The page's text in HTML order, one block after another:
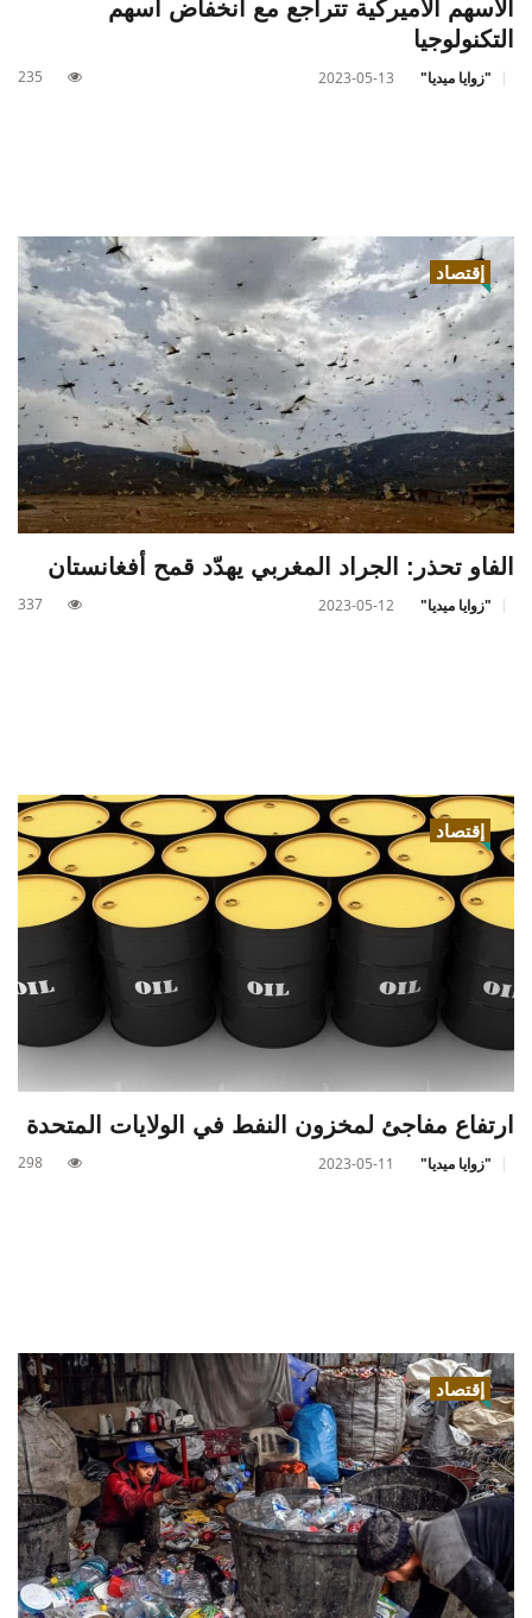
الأسهم الأميركية تتراجع مع انخفاض أسهم
التكنولوجيا
"زوايا ميديا" 2023-05-13
235
إقتصاد
الفاو تحذر: الجراد المغربي يهدّد قمح أفغانستان
"زوايا ميديا" 2023-05-12
337
إقتصاد
ارتفاع مفاجئ لمخزون النفط في الولايات المتحدة
"زوايا ميديا" 2023-05-11
298
إقتصاد